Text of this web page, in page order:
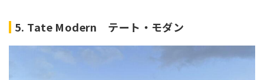
5. Tate Modern テート・モダン